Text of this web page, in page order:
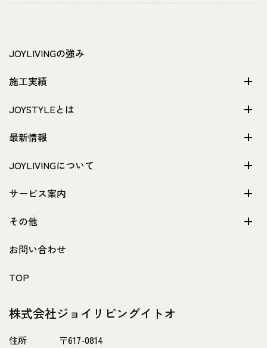
JOYLIVINGの強み
施工実績
JOYSTYLEとは
最新情報
JOYLIVINGについて
サービス案内
その他
お問い合わせ
TOP
株式会社ジョイリビングイトオ
住所 〒617-0814